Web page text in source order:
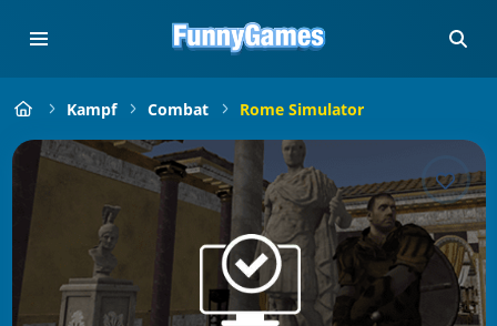
Kampf Combat Rome Simulator